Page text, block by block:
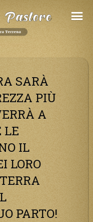
SARÀ
PIÙ
A
LE
IL
LORO
PARTO!